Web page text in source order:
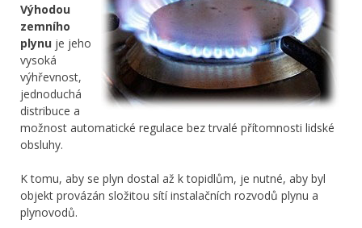
Výhodou
zemního
plynu je jeho
vysoká
výhřevnost,
jednoduchá
distribuce a
možnost automatické regulace bez trvalé přítomnosti lidské
obsluhy.
K tomu, aby se plyn dostal až k topidlům, je nutné, aby byl
objekt provázán složitou sítí instalačních rozvodů plynu a
plynovodů.